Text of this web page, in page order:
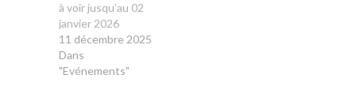
à voir jusqu’au 02
janvier 2026
11 décembre 2025
Dans
"Evénements"